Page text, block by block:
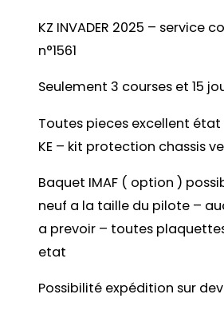
KZ INVADER 2025 – service
n°1561
Seulement 3 courses et 15
Toutes pieces excellent
KE – kit protection chassis
Baquet IMAF ( option )
neuf a la taille du pilote –
a prevoir – toutes
etat
Possibilité expédition sur